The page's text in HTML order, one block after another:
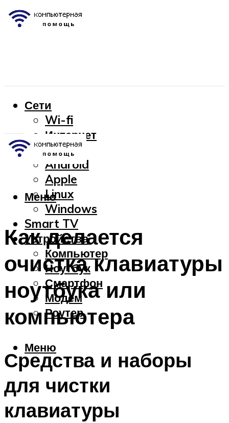
Сети
Wi-fi
Интернет
OC
Android
Apple
Linux
Windows
Smart TV
Устройства
Компьютер
Ноутбук
Смартфон
Модем
Роутер
Меню
Меню
Как делается
очистка клавиатуры
ноутбука или
компьютера
Средства и наборы
для чистки
клавиатуры